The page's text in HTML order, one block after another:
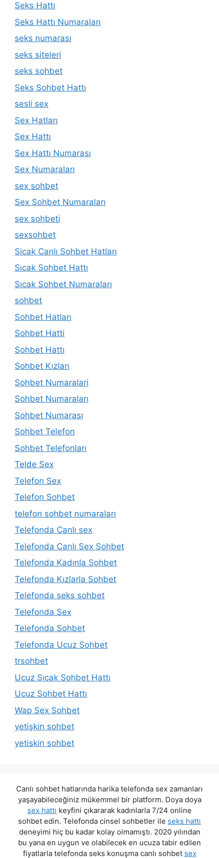
Seks Hattı
Seks Hattı Numaraları
seks numarası
seks siteleri
seks sohbet
Seks Sohbet Hattı
sesli sex
Sex Hatları
Sex Hattı
Sex Hattı Numarası
Sex Numaraları
sex sohbet
Sex Sohbet Numaraları
sex sohbeti
sexsohbet
Sicak Canlı Sohbet Hatları
Sıcak Sohbet Hattı
Sıcak Sohbet Numaraları
sohbet
Sohbet Hatları
Sohbet Hatti
Sohbet Hattı
Sohbet Kızları
Sohbet Numaralari
Sohbet Numaraları
Sohbet Numarası
Sohbet Telefon
Sohbet Telefonları
Telde Sex
Telefon Sex
Telefon Sohbet
telefon sohbet numaraları
Telefonda Canlı sex
Telefonda Canlı Sex Sohbet
Telefonda Kadınla Sohbet
Telefonda Kızlarla Sohbet
Telefonda seks sohbet
Telefonda Sex
Telefonda Sohbet
Telefonda Ucuz Sohbet
trsohbet
Ucuz Sıcak Sohbet Hattı
Ucuz Sohbet Hattı
Wap Sex Sohbet
yetişkin sohbet
yetiskin sohbet
Canlı sohbet hatlarında harika telefonda sex zamanları
yaşayabileceğiniz mükemmel bir platform. Doya doya
sex hattı keyfini çıkararak kadınlarla 7/24 online
sohbet edin. Telefonda cinsel sohbetler ile seks hattı
deneyimi hiç bu kadar kolay olmamıştı. 2020 yılından
bu yana en uygun ve olabilecek en ucuza tabir edilen
fiyatlarla telefonda seks konuşma canlı sohbet sex